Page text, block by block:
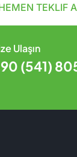
TEKLIF
Ulaşın
(541)